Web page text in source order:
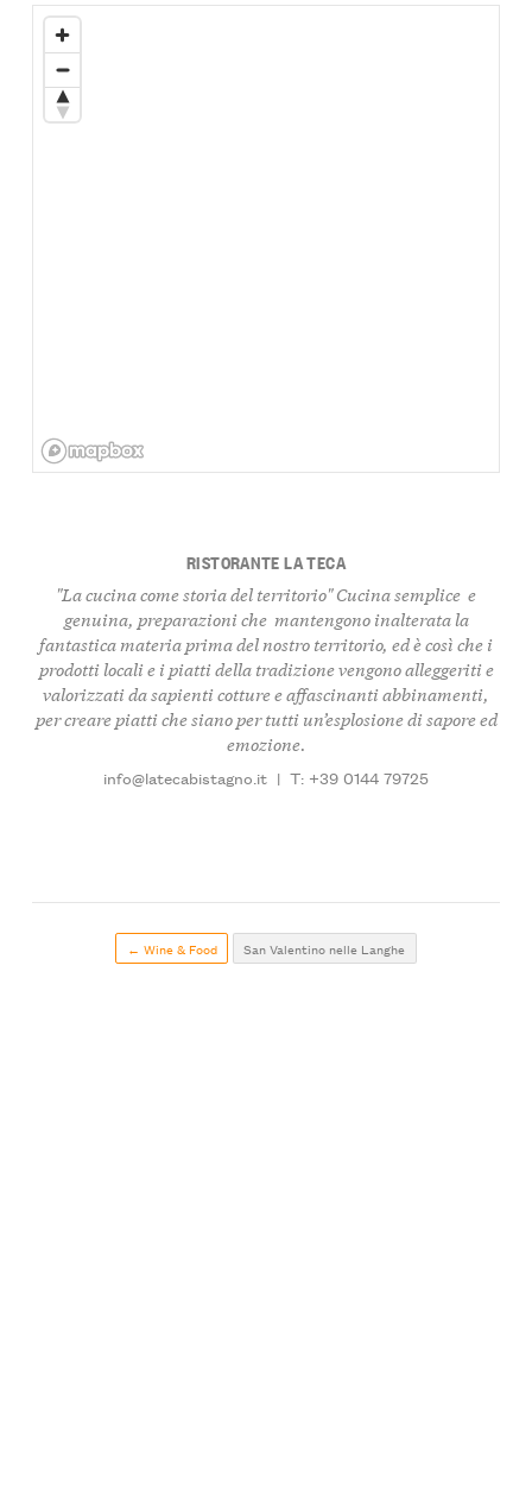
RISTORANTE LA TECA
"La cucina come storia del territorio" Cucina semplice e
genuina, preparazioni che mantengono inalterata la
fantastica materia prima del nostro territorio, ed è così che i
prodotti locali e i piatti della tradizione vengono alleggeriti e
valorizzati da sapienti cotture e affascinanti abbinamenti,
per creare piatti che siano per tutti un’esplosione di sapore ed
emozione.
info@latecabistagno.it | T: +39 0144 79725
← Wine & Food San Valentino nelle Langhe